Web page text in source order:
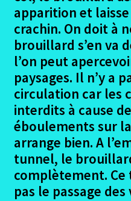
Berdun –
Punta La
Navarette –
Bellorado –
Hontanas –
Moratinos –
Villavente –
apparition et
crachin. On doit à
brouillard s’en va
l’on peut
paysages. Il n’y a
circulation car les
interdits à cause
éboulements sur
arrange bien. A
tunnel, le
complètement.
pas le passage